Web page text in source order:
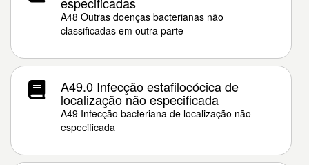
A48 Outras doenças bacterianas não
classificadas em outra parte
A49.0 Infecção estafilocócica de
localização não especificada
A49 Infecção bacteriana de localização não
especificada